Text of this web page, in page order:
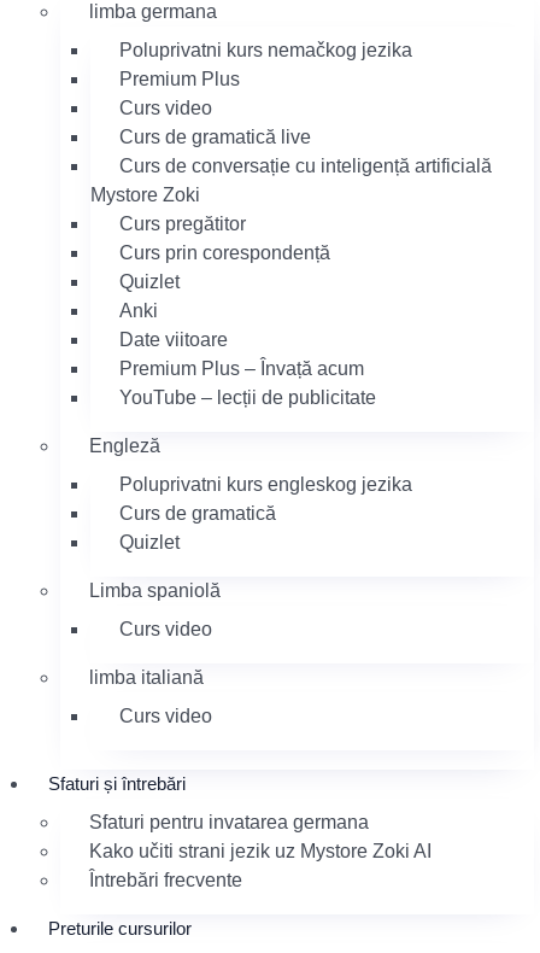
limba germana
Poluprivatni kurs nemačkog jezika
Premium Plus
Curs video
Curs de gramatică live
Curs de conversație cu inteligență artificială
Mystore Zoki
Curs pregătitor
Curs prin corespondență
Quizlet
Anki
Date viitoare
Premium Plus – Învață acum
YouTube – lecții de publicitate
Engleză
Poluprivatni kurs engleskog jezika
Curs de gramatică
Quizlet
Limba spaniolă
Curs video
limba italiană
Curs video
Sfaturi și întrebări
Sfaturi pentru invatarea germana
Kako učiti strani jezik uz Mystore Zoki AI
Întrebări frecvente
Preturile cursurilor